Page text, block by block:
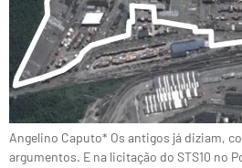
Angelino Caputo* Os antigos já diziam,
argumentos. E na licitação do STS10 no